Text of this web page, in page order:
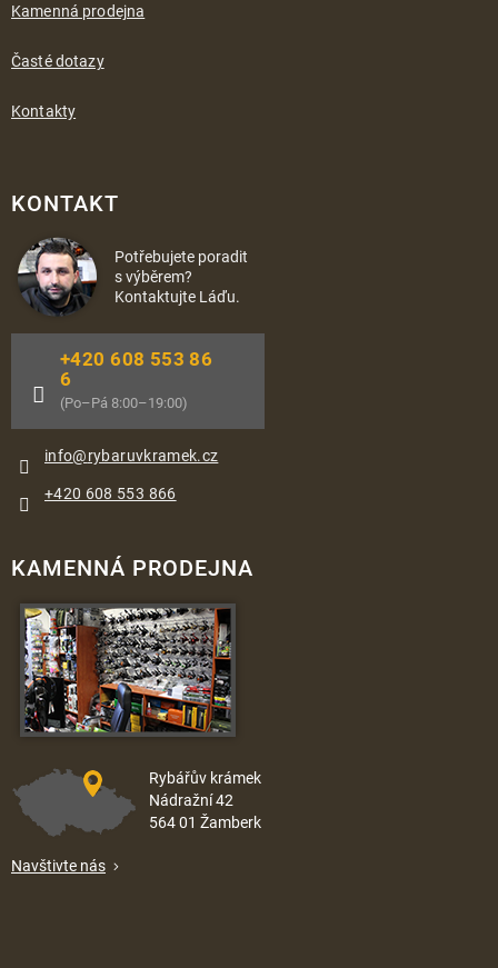
Kamenná prodejna
Časté dotazy
Kontakty
KONTAKT
Potřebujete poradit
s výběrem?
Kontaktujte Láďu.
info@rybaruvkramek.cz
+420 608 553 86
6
(Po–Pá 8:00–19:00)
+420 608 553 866
KAMENNÁ PRODEJNA
Rybářův krámek
Nádražní 42
564 01 Žamberk
Navštivte nás